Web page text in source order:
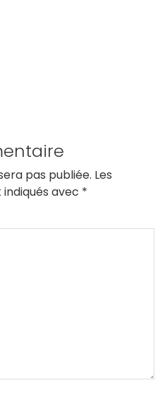
pas publiée. Les
avec *